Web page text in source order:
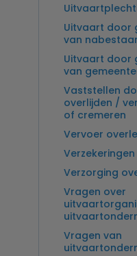
Uitvaart door
van
Uitvaart door
van
Vaststellen
overlijden /
of cremeren
Vervoer
Verzekeringen
Verzorging
Vragen over
Vragen van